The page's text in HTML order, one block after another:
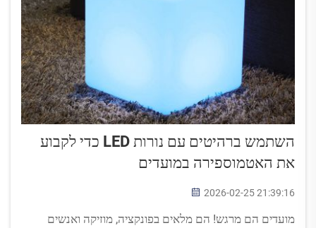
השתמש ברהיטים עם נורות LED כדי לקבוע
את האטמוספירה במועדים
2026-02-25 21:39:16
מועדים הם מרגש! הם מלאים בפונקציה, מוזיקה ואנשים